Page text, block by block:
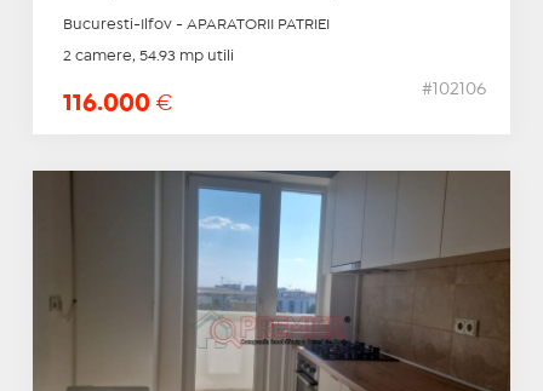
Bucuresti-Ilfov - APARATORII PATRIEI
2 camere, 54.93 mp utili
116.000 €
#102106